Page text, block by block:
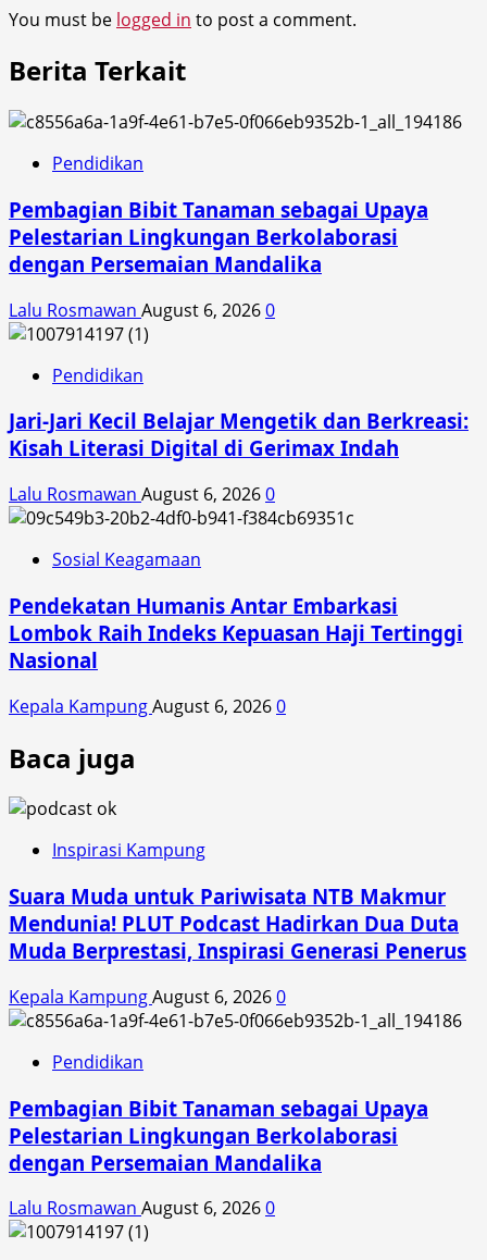
You must be logged in to post a comment.
Berita Terkait
Pendidikan
Pembagian Bibit Tanaman sebagai Upaya
Pelestarian Lingkungan Berkolaborasi
dengan Persemaian Mandalika
Lalu Rosmawan August 6, 20260
Pendidikan
Jari-Jari Kecil Belajar Mengetik dan Berkreasi:
Kisah Literasi Digital di Gerimax Indah
Lalu Rosmawan August 6, 20260
Sosial Keagamaan
Pendekatan Humanis Antar Embarkasi
Lombok Raih Indeks Kepuasan Haji Tertinggi
Nasional
Kepala KampungAugust 6, 20260
Baca juga
Inspirasi Kampung
Suara Muda untuk Pariwisata NTB Makmur
Mendunia! PLUT Podcast Hadirkan Dua Duta
Muda Berprestasi, Inspirasi Generasi Penerus
Kepala KampungAugust 6, 20260
Pendidikan
Pembagian Bibit Tanaman sebagai Upaya
Pelestarian Lingkungan Berkolaborasi
dengan Persemaian Mandalika
Lalu Rosmawan August 6, 20260